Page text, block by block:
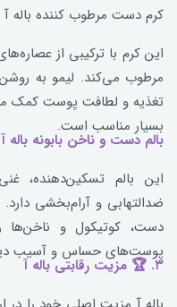
کرم دست مرطوب کننده باله آ حاوی
این کرم با ترکیبی از
مرطوب می‌کند. لیمو به
تغذیه و لطافت پوست کمک
بسیار مناسب است.
بالم دست و ناخن بابونه باله آ (۱۰۰
این بالم تسکین‌دهنده،
ضدالتهابی و آرام‌بخشی دارد.
دست، کوتیکول و ناخن‌ها
پوست‌های حساس و آسیب
۳. 🏆 مزیت رقابتی باله آ